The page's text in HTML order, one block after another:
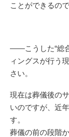
ことができるの
——こうした“総
ィングスが行う
さい。
現在は葬儀後の
いのですが、近
す。
葬儀の前の段階